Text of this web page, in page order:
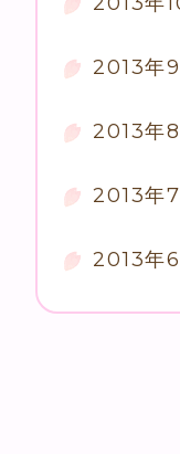
2013年9
2013年8
2013年7
2013年6